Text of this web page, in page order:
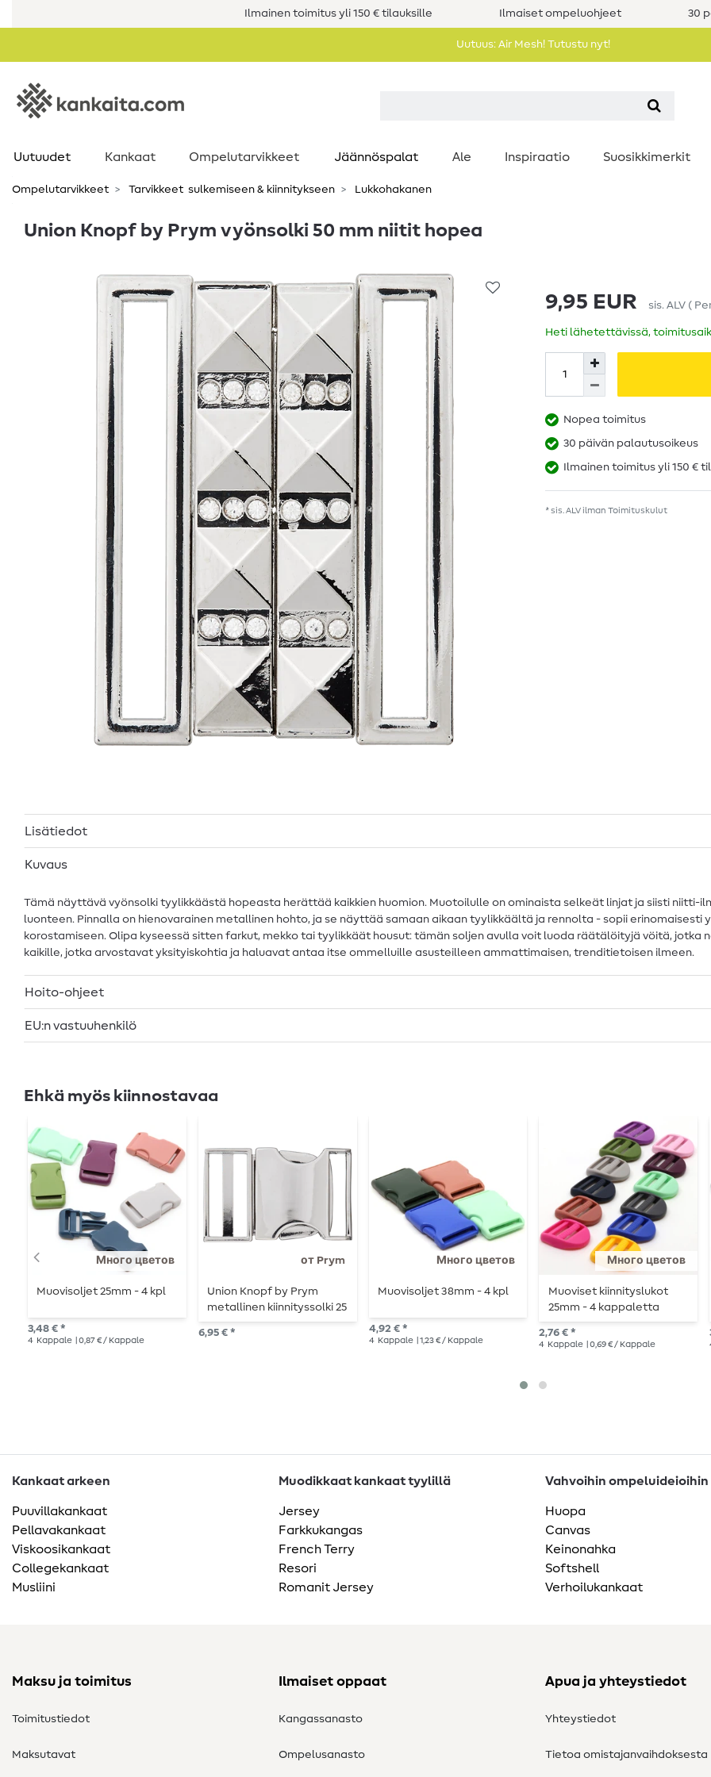
Ilmainen toimitus yli 150 € tilauksille Ilmaiset ompeluohjeet 30
Uutuus: Air Mesh! Tutustu nyt!
Uutuudet Kankaat Ompelutarvikkeet Jäännöspalat Ale Inspiraatio Suosikkimerkit
Ompelutarvikkeet Tarvikkeet ​ sulkemiseen & kiinnitykseen Lukkohakanen
Union Knopf by Prym vyönsolki 50 mm niitit hopea
9,95 EUR sis. ALV (
Heti lähetettävissä,
Nopea toimitus
30 päivän palautusoikeus
Ilmainen toimitus yli 150 €
* sis. ALV ilman Toimituskulut
Lisätiedot
Kuvaus
Tämä näyttävä vyönsolki tyylikkäästä hopeasta herättää kaikkien huomion. Muotoilulle on ominaista selkeät linjat ja siisti niitti-
luonteen. Pinnalla on hienovarainen metallinen hohto, ja se näyttää samaan aikaan tyylikkäältä ja rennolta - sopii
korostamiseen. Olipa kyseessä sitten farkut, mekko tai tyylikkäät housut: tämän soljen avulla voit luoda räätälöityjä vöitä,
kaikille, jotka arvostavat yksityiskohtia ja haluavat antaa itse ommelluille asusteilleen ammattimaisen, trenditietoisen ilmeen.
Hoito-ohjeet
EU:n vastuuhenkilö
Ehkä myös kiinnostavaa
Много цветов
Muovisoljet 25mm - 4 kpl
3,48 € *
4 Kappale | 0,87 € / Kappale
от Prym
Union Knopf by Prym
metallinen kiinnityssolki 25
mm, hopea
6,95 € *
Много цветов
Muovisoljet 38mm - 4 kpl
4,92 € *
4 Kappale | 1,23 € / Kappale
Много цветов
Muoviset kiinnityslukot
25mm - 4 kappaletta
2,76 € *
4 Kappale | 0,69 € / Kappale
Kankaat arkeen
Puuvillakankaat
Pellavakankaat
Viskoosikankaat
Collegekankaat
Musliini
Muodikkaat kankaat tyylillä
Jersey
Farkkukangas
French Terry
Resori
Romanit Jersey
Vahvoihin ompeluideioihin
Huopa
Canvas
Keinonahka
Softshell
Verhoilukankaat
Maksu ja toimitus
Toimitustiedot
Maksutavat
Ilmaiset oppaat
Kangassanasto
Ompelusanasto
Apua ja yhteystiedot
Yhteystiedot
Tietoa omistajanvaihdoksesta